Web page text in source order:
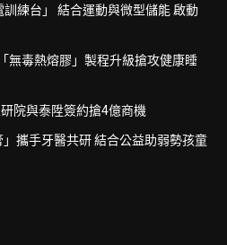
練台」 結合運動與微型儲能 啟動
無毒熱熔膠」製程升級搶攻健康睡
院與泰陞簽約搶4億商機
攜手牙醫共研 結合公益助弱勢孩童